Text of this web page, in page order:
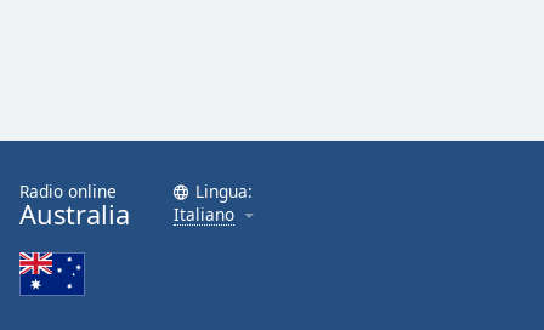
Edge
Style
Font
Radio online
Australia
Lingua:
Italiano